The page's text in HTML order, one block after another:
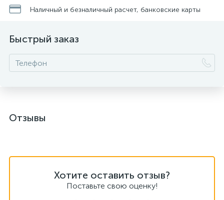
Наличный и безналичный расчет, банковские карты
Быстрый заказ
Отзывы
Хотите оставить отзыв?
Поставьте свою оценку!